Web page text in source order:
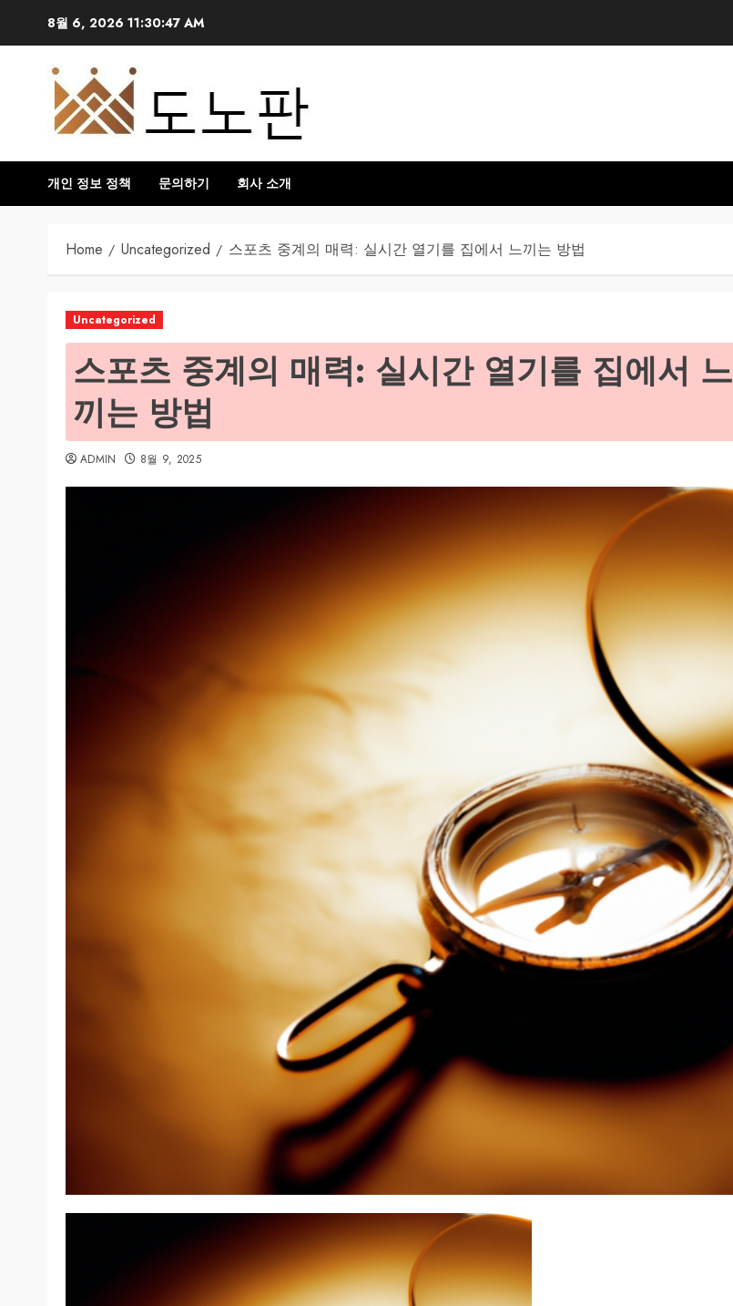
8월 6, 2026 11:30:49 AM
개인 정보 정책 문의하기 회사 소개
Home Uncategorized 스포츠 중계의 매력: 실시간 열기를 집에서 느끼는 방법
Uncategorized
스포츠 중계의 매력: 실시간 열기를 집에서 느
끼는 방법
ADMIN 8월 9, 2025